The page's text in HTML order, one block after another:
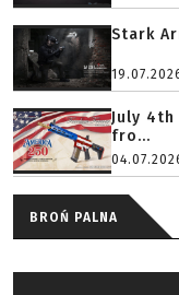
Stark
July
fro...
BROŃ PALNA